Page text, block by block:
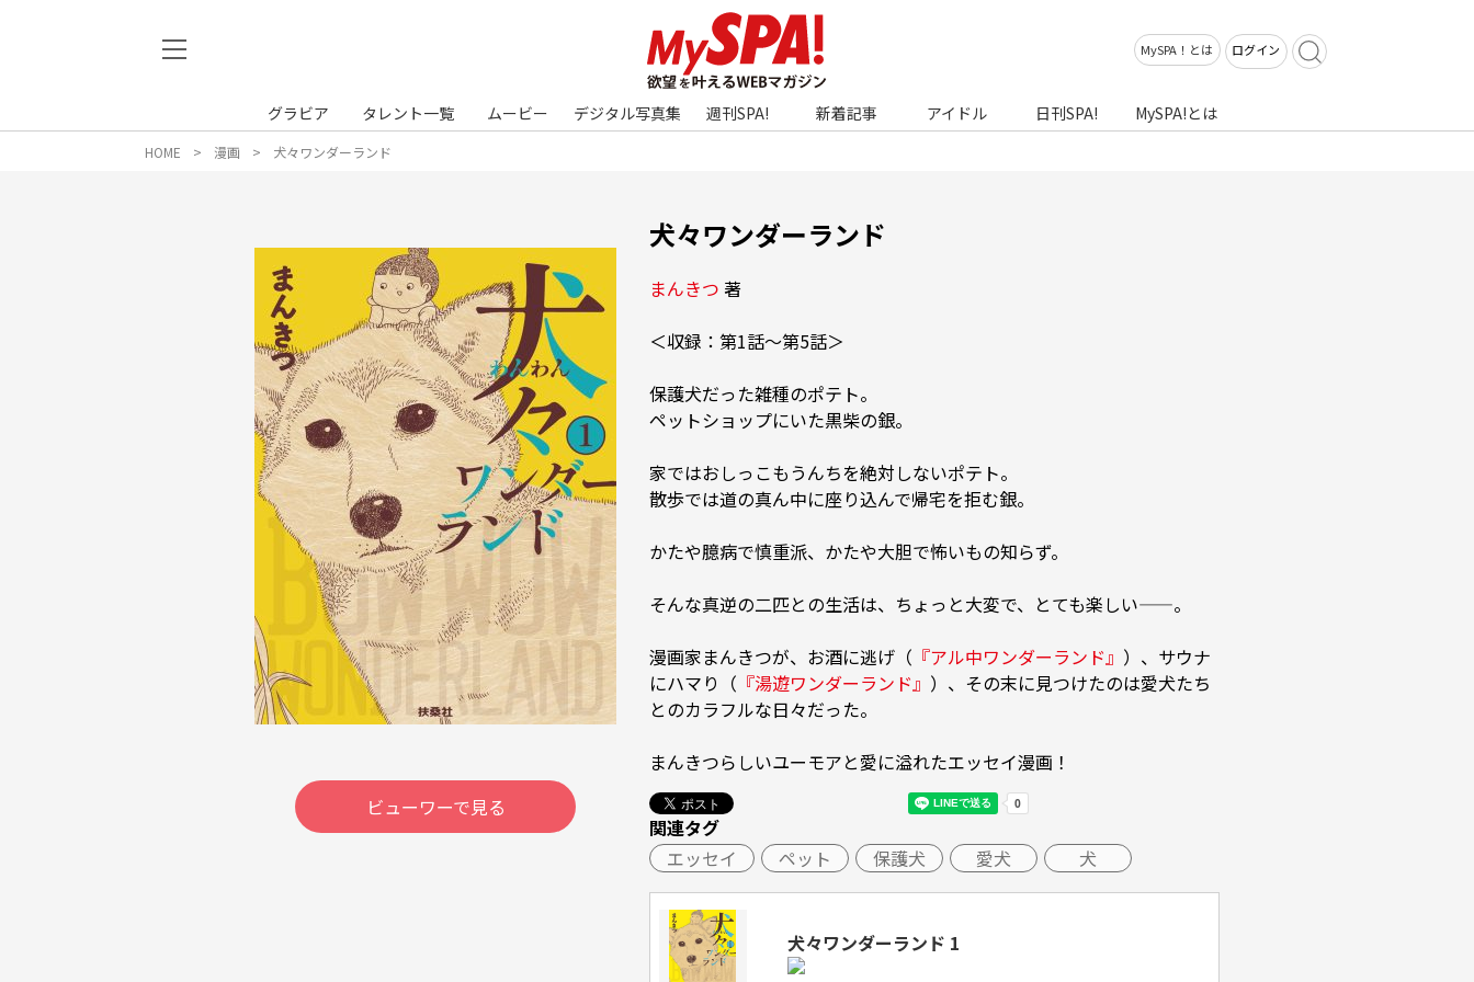
MySPA！とは ログイン
グラビア タレント一覧 ムービー デジタル写真集 週刊SPA! 新着記事 アイドル 日刊SPA! MySPA!とは
HOME 漫画 犬々ワンダーランド
ビューワーで見る
犬々ワンダーランド
まんきつ 著
＜収録：第1話～第5話＞
保護犬だった雑種のポテト。
ペットショップにいた黒柴の銀。
家ではおしっこもうんちを絶対しないポテト。
散歩では道の真ん中に座り込んで帰宅を拒む銀。
かたや臆病で慎重派、かたや大胆で怖いもの知らず。
そんな真逆の二匹との生活は、ちょっと大変で、とても楽しい——。
漫画家まんきつが、お酒に逃げ（ 『アル中ワンダーランド』 ）、サウナ
にハマり（ 『湯遊ワンダーランド』 ）、その末に見つけたのは愛犬たち
とのカラフルな日々だった。
まんきつらしいユーモアと愛に溢れたエッセイ漫画！
関連タグ
エッセイ
ペット 保護犬 愛犬 犬
犬々ワンダーランド 1